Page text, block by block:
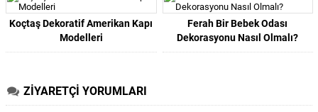
Koçtaş Dekoratif Amerikan Kapı
Modelleri
Ferah Bir Bebek Odası
Dekorasyonu Nasıl Olmalı?
ZİYARETÇİ YORUMLARI